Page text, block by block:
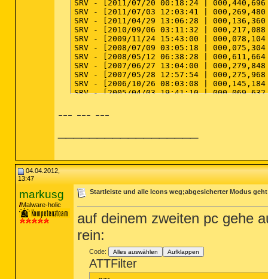
SRV - [2011/07/20 00:18:24 |
SRV - [2011/07/03 12:03:41 |
SRV - [2011/04/29 13:06:28 |
SRV - [2010/09/06 03:11:32 |
SRV - [2009/11/24 15:43:00 |
SRV - [2008/07/09 03:05:18 |
SRV - [2008/05/12 06:38:28 |
SRV - [2007/06/27 13:04:00 |
SRV - [2007/05/28 12:57:54 |
SRV - [2006/10/26 08:03:08 |
SRV - [2005/04/03 19:41:10 |
DRV - File not found [Kernel |
DRV - File not found [Kernel |
DRV - File not found [Kernel |
DRV - File not found [Kernel |
DRV - File not found [Kernel | System]
DRV - File not found [Kernel |
DRV - File not found [Kernel | System]
DRV - File not found [Kernel | System]
DRV - [2012/01/28 15:03:33 |
DRV - [2011/12/08 00:22:26 |
DRV - [2011/12/08 00:22:26 |
DRV - [2011/12/08 00:22:26 |
DRV - [2011/07/03 12:03:41 |
DRV - [2011/07/03 12:03:41 |
--- --- ---
04.04.2012,
13:47
markusg
Malware-holic
Startleiste und alle Icons weg;abgesicherter Modus
auf deinem zweiten pc gehe
rein:
Code: Alles auswählen Aufklappen
ATTFilter